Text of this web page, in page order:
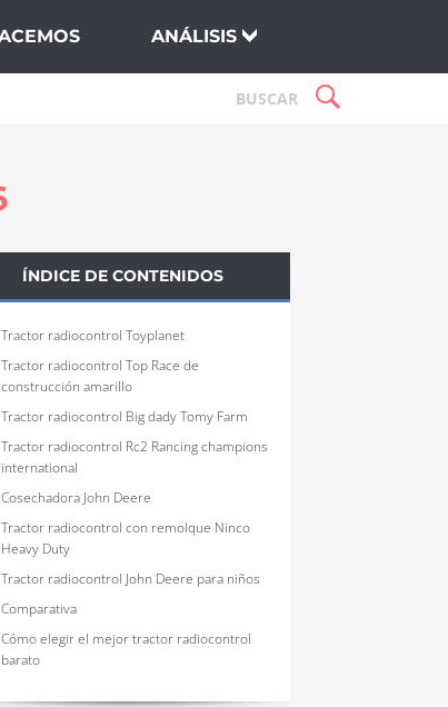
ANÁLISIS
ÍNDICE DE CONTENIDOS
Tractor radiocontrol Toyplanet
Tractor radiocontrol Top Race de
construcción amarillo
Tractor radiocontrol Big dady Tomy Farm
Tractor radiocontrol Rc2 Rancing champions
international
Cosechadora John Deere
Tractor radiocontrol con remolque Ninco
Heavy Duty
Tractor radiocontrol John Deere para niños
Comparativa
Cómo elegir el mejor tractor radiocontrol
barato